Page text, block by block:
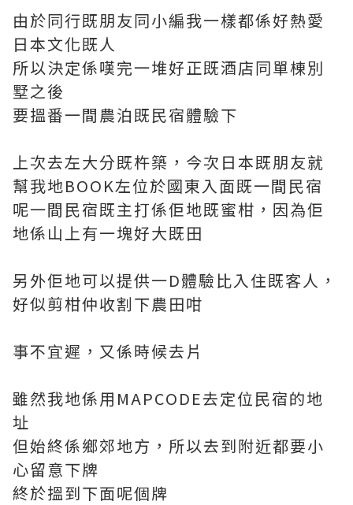
由於同行既朋友同小編我一樣都係好熱愛
日本文化既人
所以決定係嘆完一堆好正既酒店同單棟別
墅之後
要搵番一間農泊既民宿體驗下
上次去左大分既杵築，今次日本既朋友就
幫我地BOOK左位於國東入面既一間民宿
呢一間民宿既主打係佢地既蜜柑，因為佢
地係山上有一塊好大既田
另外佢地可以提供一D體驗比入住既客人，
好似剪柑仲收割下農田咁
事不宜遲，又係時候去片
雖然我地係用MAPCODE去定位民宿的地
址
但始終係鄉郊地方，所以去到附近都要小
心留意下牌
終於搵到下面呢個牌